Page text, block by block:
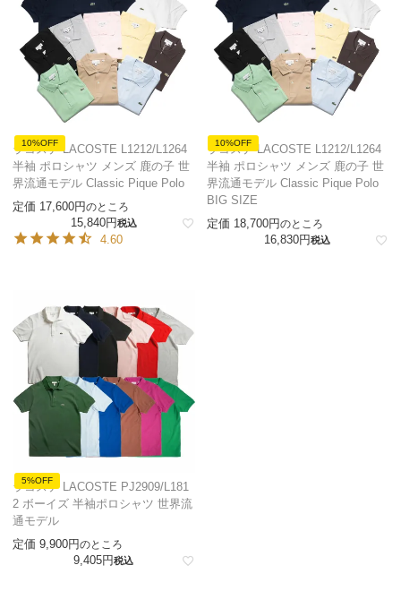
10%OFF
ラコステ LACOSTE L1212/L1264
半袖 ポロシャツ メンズ 鹿の子 世
界流通モデル Classic Pique Polo
定価 17,600 のところ
15,840 税込
4.60
10%OFF
ラコステ LACOSTE L1212/L1264
半袖 ポロシャツ メンズ 鹿の子 世
界流通モデル Classic Pique Polo
BIG SIZE
定価 18,700 のところ
16,830 税込
5%OFF
ラコステ LACOSTE PJ2909/L181
2 ボーイズ 半袖ポロシャツ 世界流
通モデル
定価 9,900 のところ
9,405 税込